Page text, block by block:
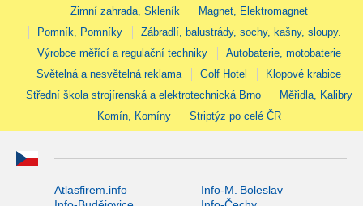
Zimní zahrada, Skleník
Magnet, Elektromagnet
Pomník, Pomníky
Zábradlí, balustrády, sochy, kašny, sloupy.
Výrobce měřící a regulační techniky
Autobaterie, motobaterie
Světelná a nesvětelná reklama
Golf Hotel
Klopové krabice
Střední škola strojírenská a elektrotechnická Brno
Měřidla, Kalibry
Komín, Komíny
Striptýz po celé ČR
Atlasfirem.info
Info-M. Boleslav